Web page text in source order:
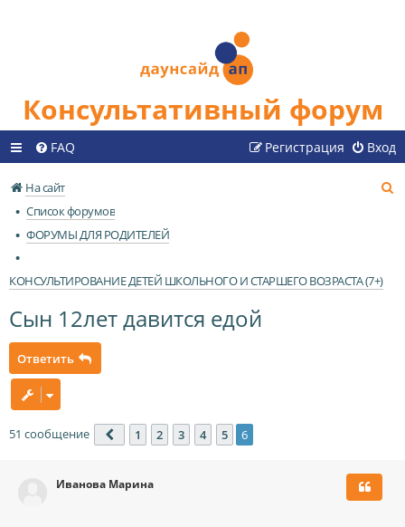
Консультативный форум
FAQ Вход
Регистрация
На сайт
Список форумов
ФОРУМЫ ДЛЯ РОДИТЕЛЕЙ
КОНСУЛЬТИРОВАНИЕ ДЕТЕЙ ШКОЛЬНОГО И СТАРШЕГО ВОЗРАСТА (7+)
Сын 12лет давится едой
Ответить
51 сообщение Пред.
1 2 3 4 5 6
Иванова Марина